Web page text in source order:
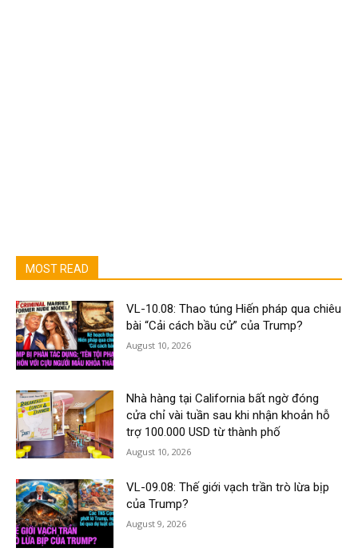
MOST READ
VL-10.08: Thao túng Hiến pháp qua chiêu
bài “Cải cách bầu cử” của Trump?
August 10, 2026
Nhà hàng tại California bất ngờ đóng
cửa chỉ vài tuần sau khi nhận khoản hỗ
trợ 100.000 USD từ thành phố
August 10, 2026
VL-09.08: Thế giới vạch trần trò lừa bịp
của Trump?
August 9, 2026